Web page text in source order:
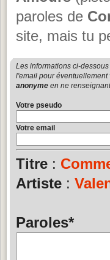
paroles de
site, mais tu
Les informations ci-
l'email pour
anonyme en ne
Votre pseudo
Votre email
Titre :
Artiste :
Paroles*